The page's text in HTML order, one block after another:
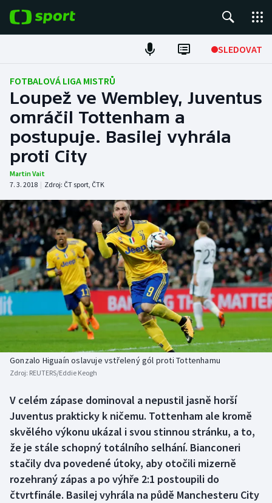
SLEDOVAT
Fotbal
Hokej
Tenis
Atletika
DALŠÍ SPORTY
Americký fotbal
Baseball a softbal
Boby a skeleton
Box
Curling
Dostihy
Florbal
NEPŘEHLÉDNĚTE
Soutěže
Historické návraty
Aplikace ČT sport
AZ kvíz
FOTBALOVÁ LIGA MISTRŮ
Loupež ve Wembley, Juventus
omráčil Tottenham a
postupuje. Basilej vyhrála
proti City
Martin Vait
7. 3. 2018 | Zdroj: ČT sport, ČTK
Gonzalo Higuaín oslavuje vstřelený gól proti Tottenhamu
Zdroj: REUTERS/Eddie Keogh
V celém zápase dominoval a nepustil jasně horší
Juventus prakticky k ničemu. Tottenham ale kromě
skvělého výkonu ukázal i svou stinnou stránku, a to,
že je stále schopný totálního selhání. Bianconeri
stačily dva povedené útoky, aby otočili mizerně
rozehraný zápas a po výhře 2:1 postoupili do
čtvrtfinále. Basilej vyhrála na půdě Manchesteru City